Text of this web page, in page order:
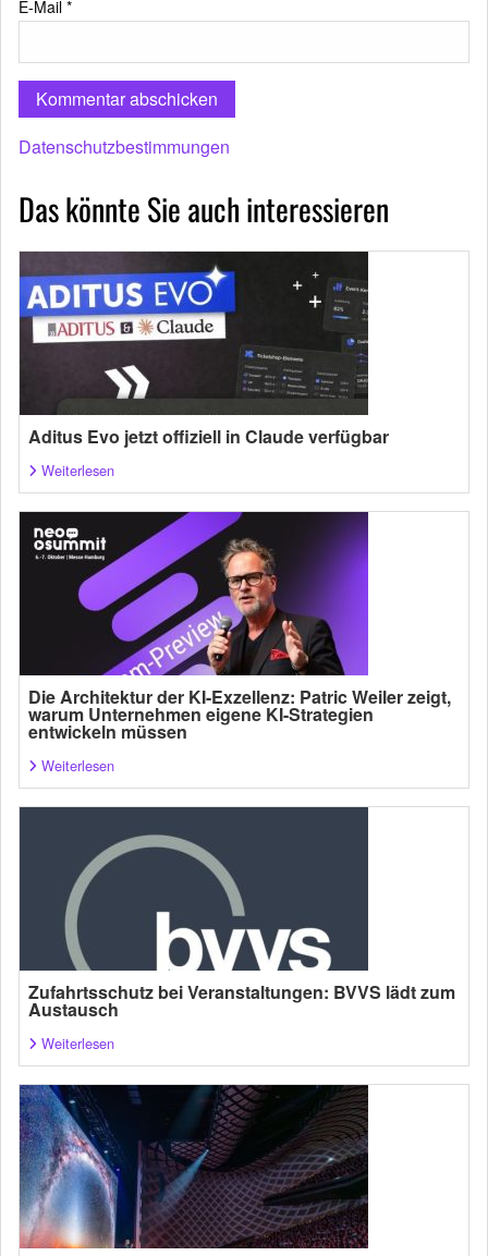
E-Mail *
Datenschutzbestimmungen
Das könnte Sie auch interessieren
Aditus Evo jetzt offiziell in Claude verfügbar
Weiterlesen
Die Architektur der KI-Exzellenz: Patric Weiler zeigt,
warum Unternehmen eigene KI-Strategien
entwickeln müssen
Weiterlesen
Zufahrtsschutz bei Veranstaltungen: BVVS lädt zum
Austausch
Weiterlesen